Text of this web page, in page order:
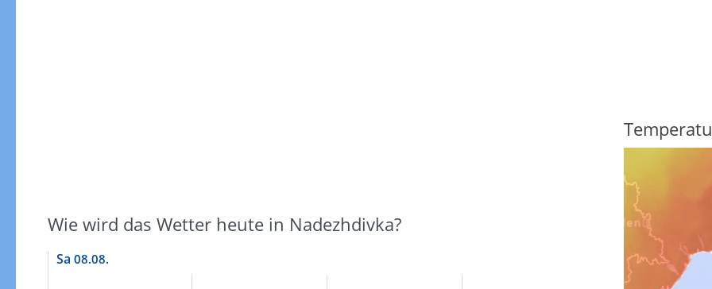
Wie wird das Wetter heute in Nadezhdivka?
Sa 08.08.